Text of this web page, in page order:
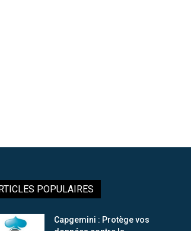
POPULAIRES
Capgemini : Protège vos